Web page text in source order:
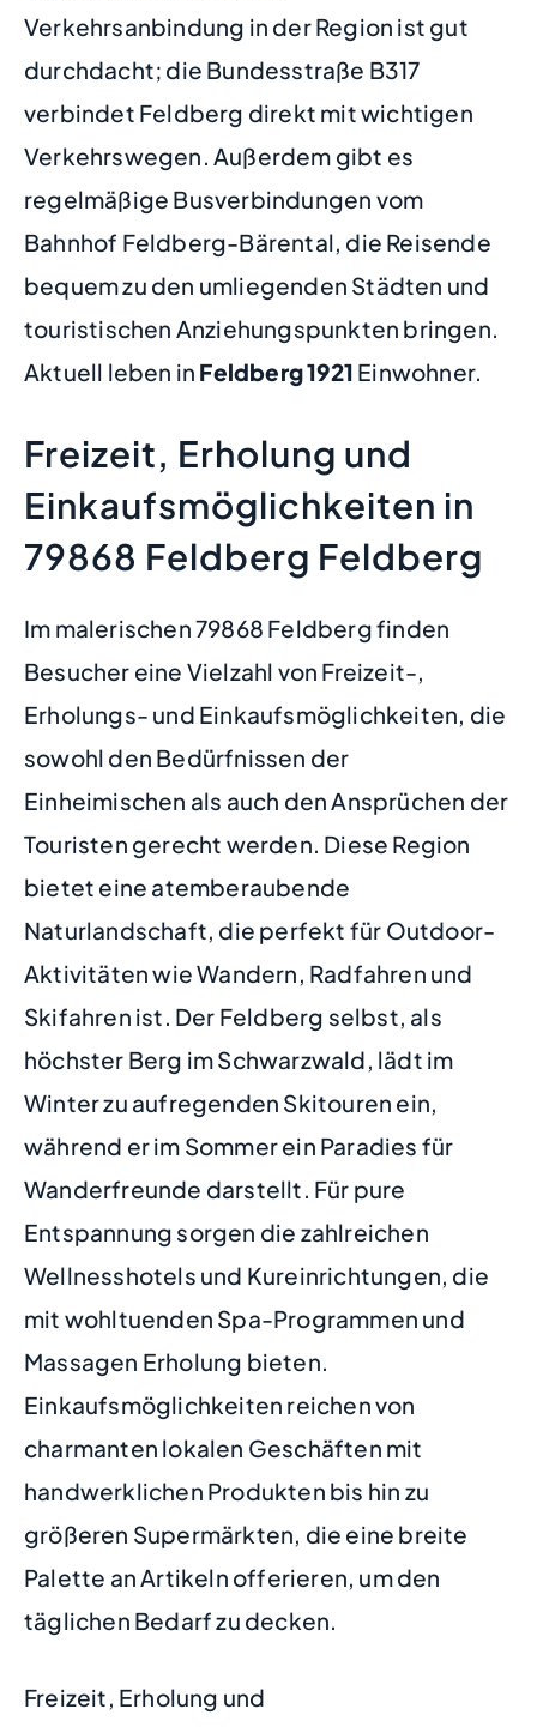
Verkehrsanbindung in der Region ist gut
durchdacht; die Bundesstraße B317
verbindet Feldberg direkt mit wichtigen
Verkehrswegen. Außerdem gibt es
regelmäßige Busverbindungen vom
Bahnhof Feldberg-Bärental, die Reisende
bequem zu den umliegenden Städten und
touristischen Anziehungspunkten bringen.
Aktuell leben in Feldberg1921 Einwohner.
Freizeit, Erholung und
Einkaufsmöglichkeiten in
79868 Feldberg Feldberg
Im malerischen 79868 Feldberg finden
Besucher eine Vielzahl von Freizeit-,
Erholungs- und Einkaufsmöglichkeiten, die
sowohl den Bedürfnissen der
Einheimischen als auch den Ansprüchen der
Touristen gerecht werden. Diese Region
bietet eine atemberaubende
Naturlandschaft, die perfekt für Outdoor-
Aktivitäten wie Wandern, Radfahren und
Skifahren ist. Der Feldberg selbst, als
höchster Berg im Schwarzwald, lädt im
Winter zu aufregenden Skitouren ein,
während er im Sommer ein Paradies für
Wanderfreunde darstellt. Für pure
Entspannung sorgen die zahlreichen
Wellnesshotels und Kureinrichtungen, die
mit wohltuenden Spa-Programmen und
Massagen Erholung bieten.
Einkaufsmöglichkeiten reichen von
charmanten lokalen Geschäften mit
handwerklichen Produkten bis hin zu
größeren Supermärkten, die eine breite
Palette an Artikeln offerieren, um den
täglichen Bedarf zu decken.
Freizeit, Erholung und